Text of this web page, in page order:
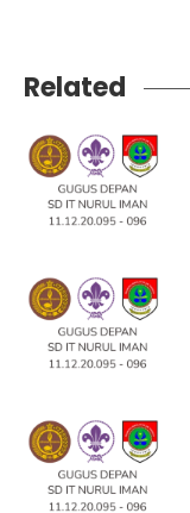
Related